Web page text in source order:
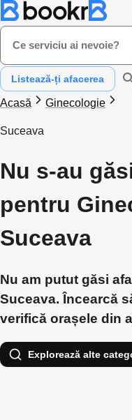
Ce serviciu ai nevoie?
Listează-ți afacerea
Acasă Ginecologie
Suceava
Nu s-au
pentru
Suceava
Nu am putut găsi
Suceava. Încearcă
verifică orașele din
Explorează alte